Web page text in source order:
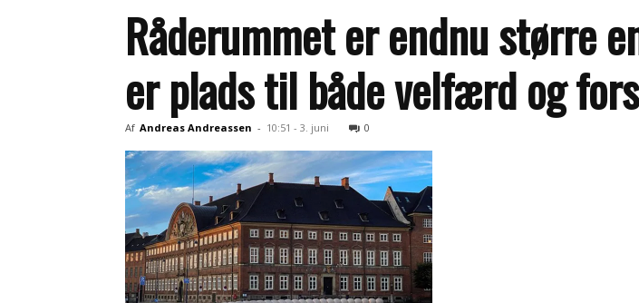
Råderummet er endnu større
er plads til både velfærd og
Af Andreas Andreassen - 10:51 - 3. juni 0